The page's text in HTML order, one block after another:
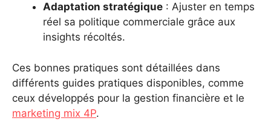
Adaptation stratégique : Ajuster en temps
réel sa politique commerciale grâce aux
insights récoltés.
Ces bonnes pratiques sont détaillées dans
différents guides pratiques disponibles, comme
ceux développés pour la gestion financière et le
marketing mix 4P.